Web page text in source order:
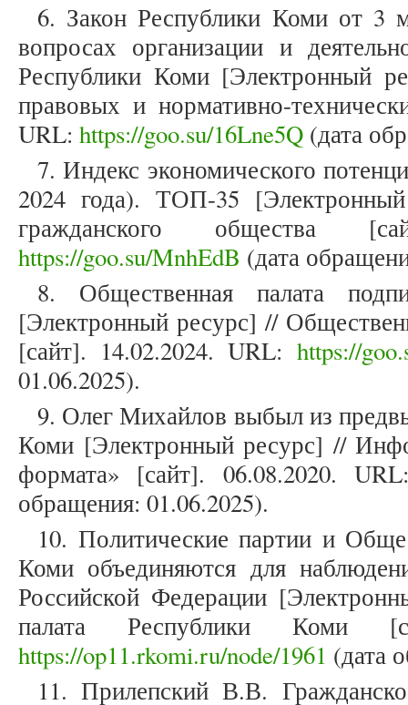
6. Закон Республики Коми от
вопросах организации и
Республики Коми [Электронный
правовых и нормативно-
URL: https://goo.su/16Lne5Q (дата
7. Индекс экономического
2024 года). ТОП-35
гражданского общества
https://goo.su/MnhEdB (дата
8. Общественная палата
[Электронный ресурс] //
[сайт]. 14.02.2024. URL: https://
01.06.2025).
9. Олег Михайлов выбыл из
Коми [Электронный ресурс] //
формата» [сайт]. 06.08.2020.
обращения: 01.06.2025).
10. Политические партии и
Коми объединяются для
Российской Федерации
палата Республики Коми
https://op11.rkomi.ru/node/1961 (дата
11. Прилепский В.В.